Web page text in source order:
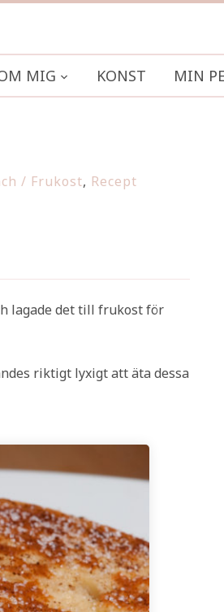
MIG KONST MIN
/ Frukost, Recept
lagade det till frukost för
riktigt lyxigt att äta dessa